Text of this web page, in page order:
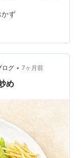
小さじ2〜大さ
じ1〜1.5 みり
2 🍳 作り方 豚
フライパンに油
…
かず
ログ • 7ヶ月前
め